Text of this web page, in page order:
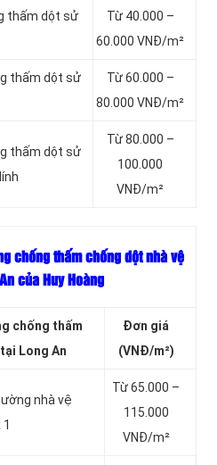
thấm dột sử
Từ 40.000 –
60.000 VNĐ/m²
thấm dột sử
Từ 60.000 –
80.000 VNĐ/m²
thấm dột sử
Từ 80.000 –
100.000
VNĐ/m²
chống thấm chống dột nhà vệ
của Huy Hoàng
chống thấm
Long An
Đơn giá
(VNĐ/m²)
nhà vệ
Từ 65.000 –
115.000
VNĐ/m²